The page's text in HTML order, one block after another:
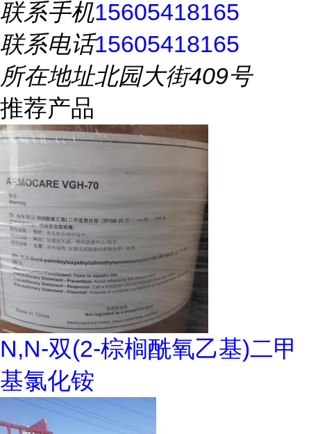
联系手机15605418165
联系电话15605418165
所在地址北园大街409号
推荐产品
N,N-双(2-棕榈酰氧乙基)二甲
基氯化铵